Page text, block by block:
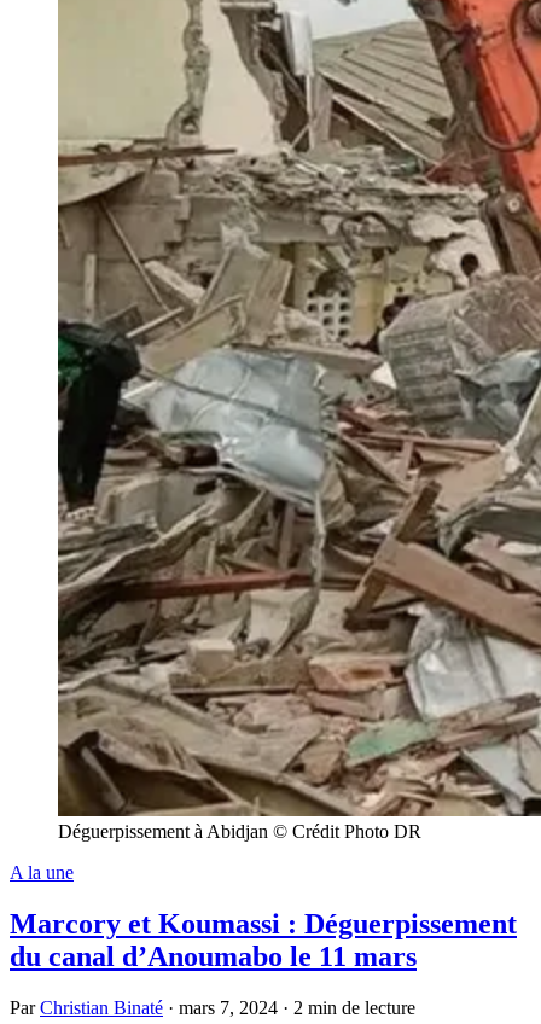
Déguerpissement à Abidjan © Crédit Photo DR
A la une
Marcory et Koumassi : Déguerpissement
du canal d’Anoumabo le 11 mars
ParChristian Binaté · mars 7, 2024 · 2 min de lecture